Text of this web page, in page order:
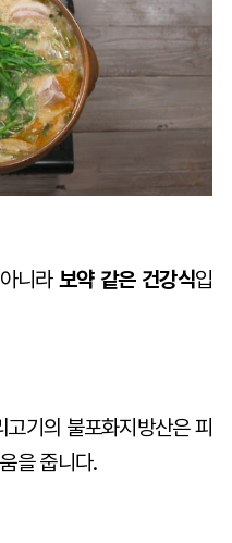
니라보약 같은 건강식입
고기의 불포화지방산은 피
을 줍니다.